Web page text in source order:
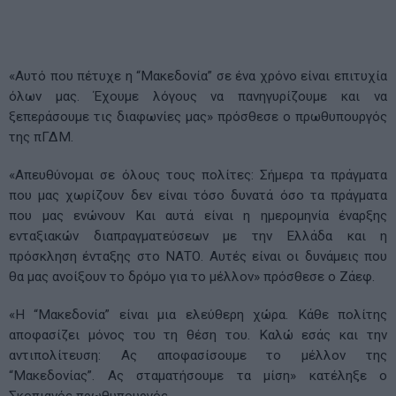
«Αυτό που πέτυχε η “Μακεδονία” σε ένα χρόνο είναι επιτυχία
όλων μας. Έχουμε λόγους να πανηγυρίζουμε και να
ξεπεράσουμε τις διαφωνίες μας» πρόσθεσε ο πρωθυπουργός
της πΓΔΜ.
«Απευθύνομαι σε όλους τους πολίτες: Σήμερα τα πράγματα
που μας χωρίζουν δεν είναι τόσο δυνατά όσο τα πράγματα
που μας ενώνουν Και αυτά είναι η ημερομηνία έναρξης
ενταξιακών διαπραγματεύσεων με την Ελλάδα και η
πρόσκληση ένταξης στο ΝΑΤΟ. Αυτές είναι οι δυνάμεις που
θα μας ανοίξουν το δρόμο για το μέλλον» πρόσθεσε ο Ζάεφ.
«Η “Μακεδονία” είναι μια ελεύθερη χώρα. Κάθε πολίτης
αποφασίζει μόνος του τη θέση του. Καλώ εσάς και την
αντιπολίτευση: Ας αποφασίσουμε το μέλλον της
“Μακεδονίας”. Ας σταματήσουμε τα μίση» κατέληξε ο